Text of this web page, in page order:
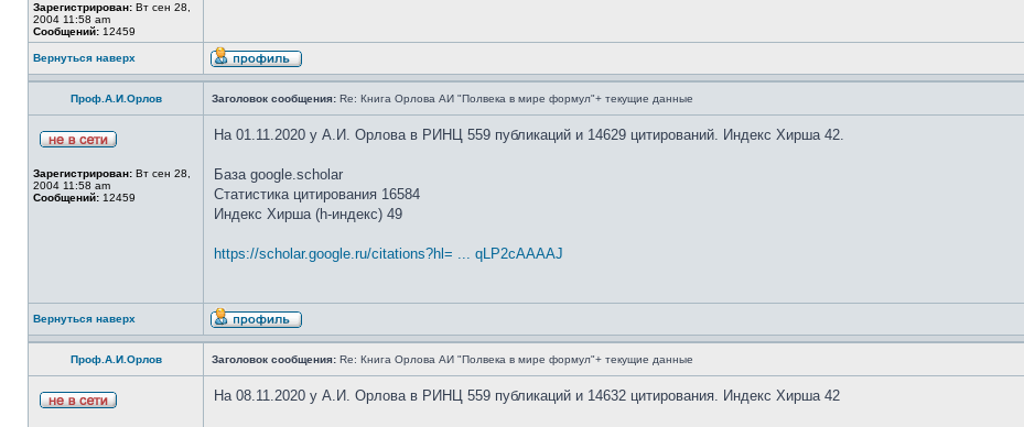
Зарегистрирован: Вт сен 28,
2004 11:58 am
Сообщений: 12459
Вернуться наверх
Проф.А.И.Орлов Заголовок сообщения: Re: Книга Орлова АИ "Полвека в мире формул"+ текущие данные
Зарегистрирован: Вт сен 28,
2004 11:58 am
Сообщений: 12459
На 01.11.2020 у А.И. Орлова в РИНЦ 559 публикаций и 14629 цитирований. Индекс Хирша 42.
База google.scholar
Статистика цитирования 16584
Индекс Хирша (h-индекс) 49
https://scholar.google.ru/citations?hl= ... qLP2cAAAAJ
Вернуться наверх
Проф.А.И.Орлов Заголовок сообщения: Re: Книга Орлова АИ "Полвека в мире формул"+ текущие данные
На 08.11.2020 у А.И. Орлова в РИНЦ 559 публикаций и 14632 цитирования. Индекс Хирша 42